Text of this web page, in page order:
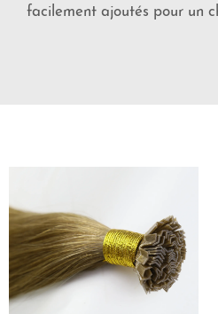
facilement ajoutés pour un